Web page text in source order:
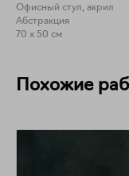
Офисный стул, акрил
Абстракция
70 x 50 см
Похожие